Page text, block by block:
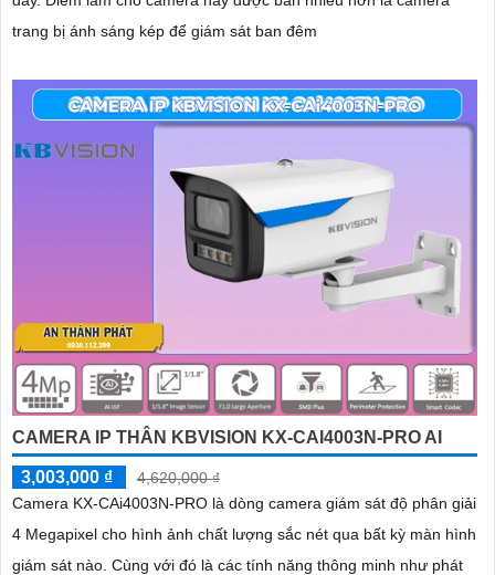
trang bị ánh sáng kép để giám sát ban đêm
CAMERA IP THÂN KBVISION KX-CAI4003N-PRO AI
3,003,000 ₫
4,620,000 ₫
Camera KX-CAi4003N-PRO là dòng camera giám sát độ phân giải
4 Megapixel cho hình ảnh chất lượng sắc nét qua bất kỳ màn hình
giám sát nào. Cùng với đó là các tính năng thông minh như phát